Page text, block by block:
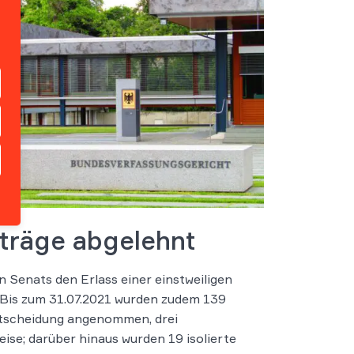
abgelehnt
Senats den Erlass einer einstweiligen
zum 31.07.2021 wurden zudem 139
angenommen, drei
darüber hinaus wurden 19 isolierte